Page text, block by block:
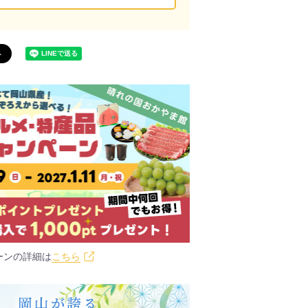
ンの詳細はこちら